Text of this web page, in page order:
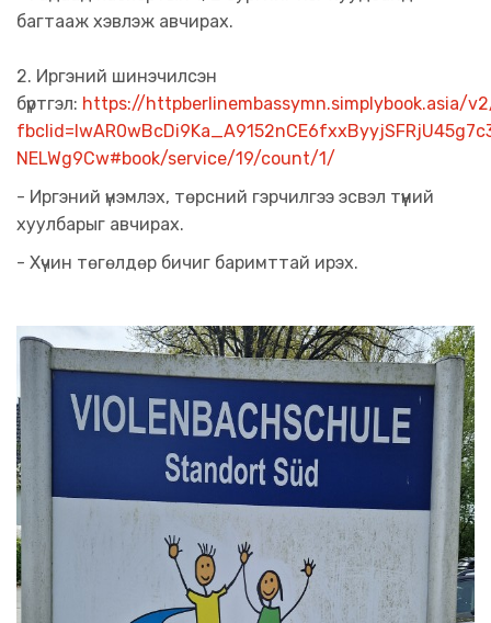
багтааж хэвлэж авчирах.
2. Иргэний шинэчилсэн
бүртгэл: https://httpberlinembassymn.simplybook.asia/
NELWg9Cw#book/service/19/count/1/
- Иргэний үнэмлэх, төрсний гэрчилгээ эсвэл түүний
хуулбарыг авчирах.
- Хүчин төгөлдөр бичиг баримттай ирэх.